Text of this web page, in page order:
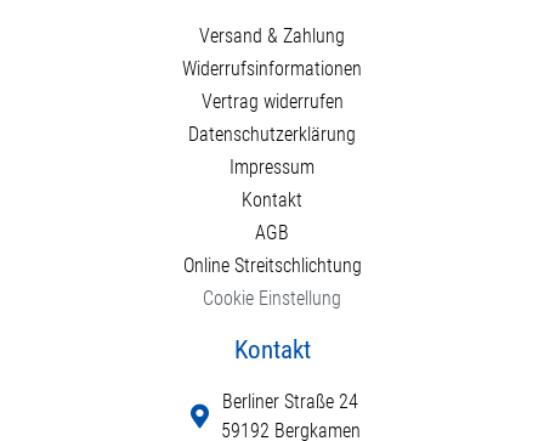
Versand & Zahlung
Widerrufsinformationen
Vertrag widerrufen
Datenschutzerklärung
Impressum
Kontakt
AGB
Online Streitschlichtung
Cookie Einstellung
Kontakt
Berliner Straße 24
59192 Bergkamen